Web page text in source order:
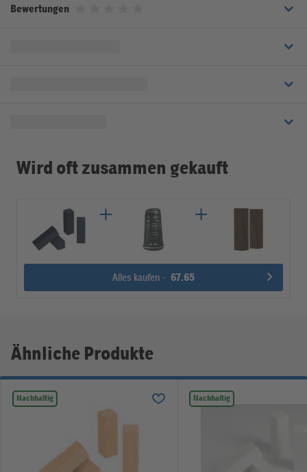
Bewertungen
Wird oft zusammen gekauft
Alles kaufen - 67.65
Ähnliche Produkte
Nachhaltig Nachhaltig